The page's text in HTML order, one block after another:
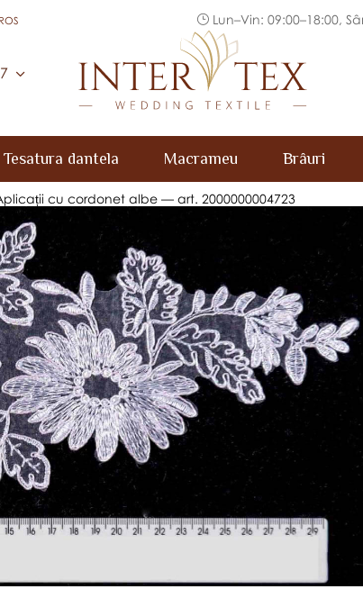
Lun–Vin: 09:00–18:00,
Tesatura dantela Macrameu Brâuri
cu cordonet albe — art. 2000000004723